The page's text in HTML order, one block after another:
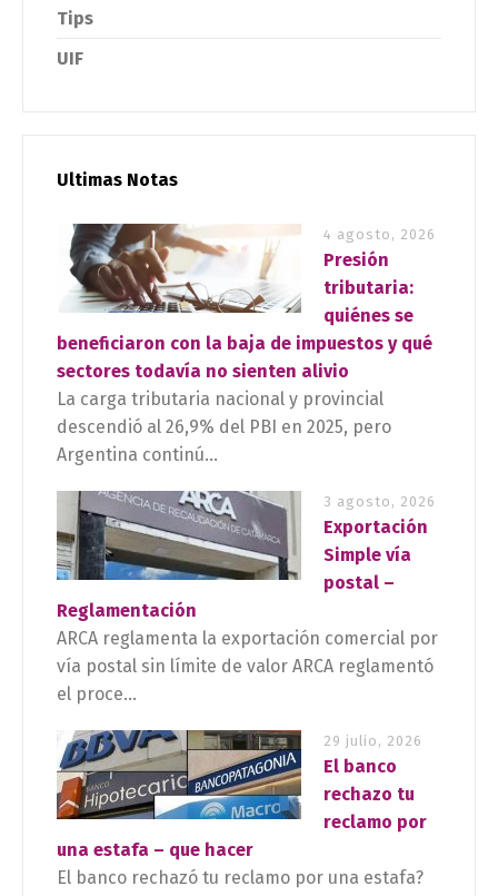
Tips
UIF
Ultimas Notas
4 agosto, 2026
Presión
tributaria:
quiénes se
beneficiaron con la baja de impuestos y qué
sectores todavía no sienten alivio
La carga tributaria nacional y provincial
descendió al 26,9% del PBI en 2025, pero
Argentina continú...
3 agosto, 2026
Exportación
Simple vía
postal –
Reglamentación
ARCA reglamenta la exportación comercial por
vía postal sin límite de valor ARCA reglamentó
el proce...
29 julio, 2026
El banco
rechazo tu
reclamo por
una estafa – que hacer
El banco rechazó tu reclamo por una estafa?